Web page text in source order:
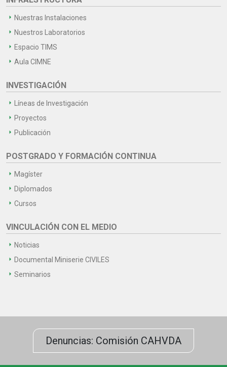
Nuestras Instalaciones
Nuestros Laboratorios
Espacio TIMS
Aula CIMNE
INVESTIGACIÓN
Líneas de Investigación
Proyectos
Publicación
POSTGRADO Y FORMACIÓN CONTINUA
Magíster
Diplomados
Cursos
VINCULACIÓN CON EL MEDIO
Noticias
Documental Miniserie CIVILES
Seminarios
Denuncias: Comisión CAHVDA